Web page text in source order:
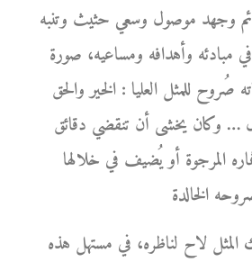
وجهد موصول وسعي حثيث وتنبه
مبادئه وأهدافه ومساعيه، صورة
صُروح للمثل العليا : الخير والحق
… وكان يخشى أن تنقضي دقائق
المرجوة أو يُضيف في خلالها
لاح لناظره، في مستهل هذه